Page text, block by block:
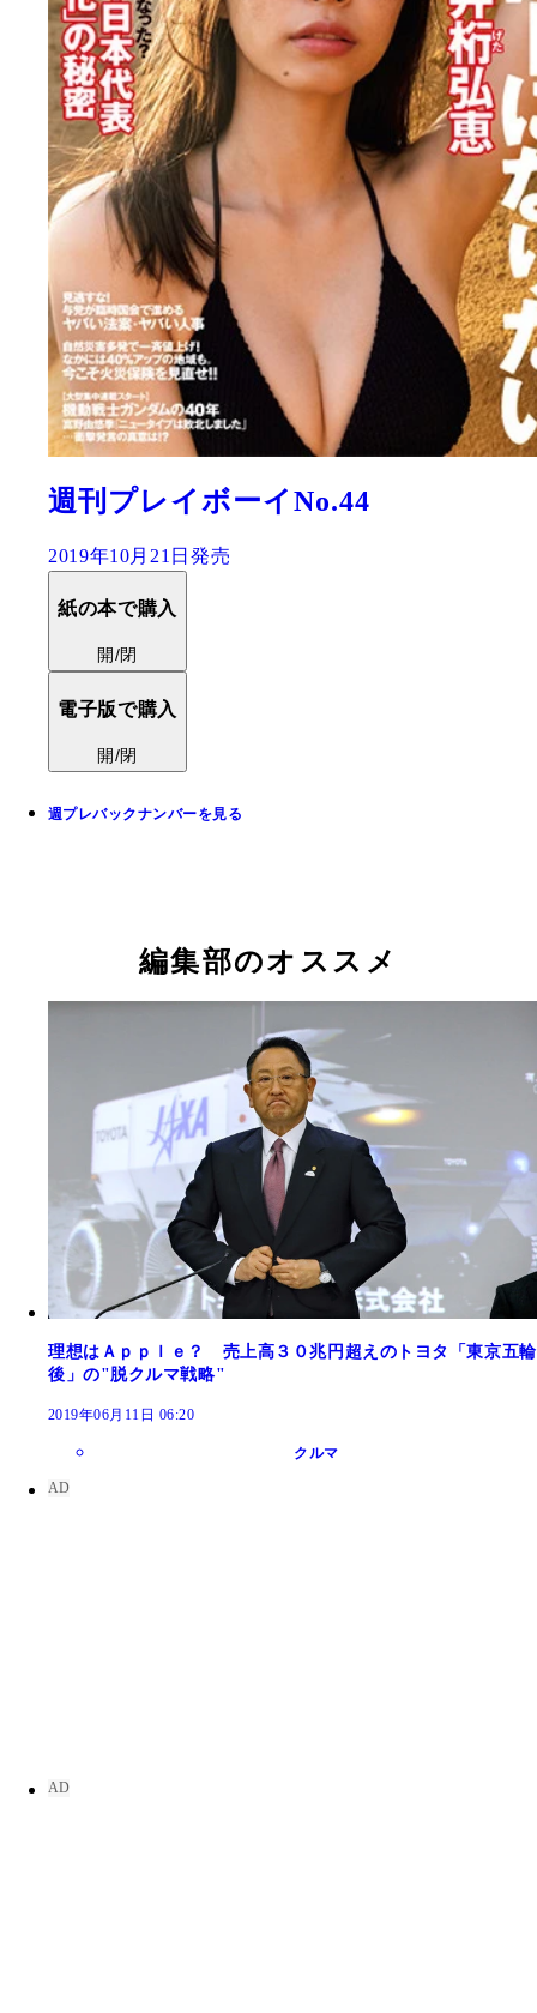
週刊プレイボーイNo.44
2019年10月21日発売
紙の本で購入
開/閉
電子版で購入
開/閉
週プレバックナンバーを見る
編集部のオススメ
理想はＡｐｐｌｅ？ 売上高３０兆円超えのトヨタ「東京五輪
後」の"脱クルマ戦略"
2019年06月11日 06:20
クルマ